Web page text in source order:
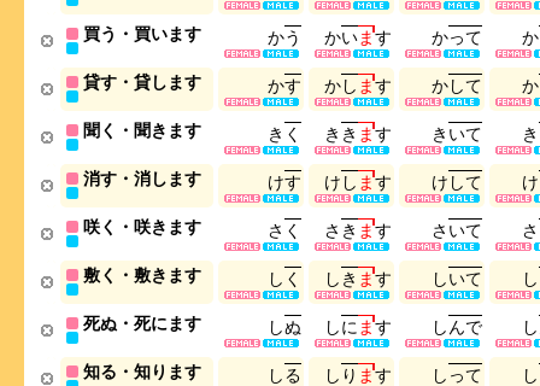
買う・買います かう かいます かって か
貸す・貸します かす かし ます かして か
聞く・聞きます き く き き ます き いて き
消す・消します けす け し ます け して け
咲く・咲きます さ く さ き ます さ いて さ
敷く・敷きます し く し き ます しいて し
死ぬ・死にます しぬ しに ます し んで し
知る・知ります しる し り ます し って し